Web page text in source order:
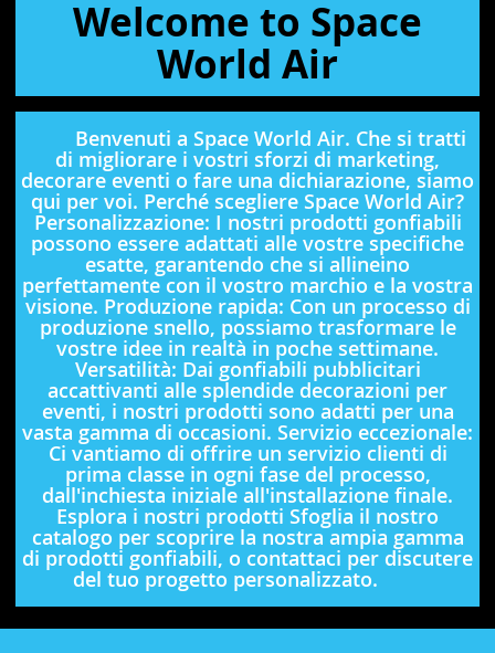
Welcome to Space
World Air
Benvenuti a Space World Air. Che si tratti
di migliorare i vostri sforzi di marketing,
decorare eventi o fare una dichiarazione, siamo
qui per voi. Perché scegliere Space World Air?
Personalizzazione: I nostri prodotti gonfiabili
possono essere adattati alle vostre specifiche
esatte, garantendo che si allineino
perfettamente con il vostro marchio e la vostra
visione. Produzione rapida: Con un processo di
produzione snello, possiamo trasformare le
vostre idee in realtà in poche settimane.
Versatilità: Dai gonfiabili pubblicitari
accattivanti alle splendide decorazioni per
eventi, i nostri prodotti sono adatti per una
vasta gamma di occasioni. Servizio eccezionale:
Ci vantiamo di offrire un servizio clienti di
prima classe in ogni fase del processo,
dall'inchiesta iniziale all'installazione finale.
Esplora i nostri prodotti Sfoglia il nostro
catalogo per scoprire la nostra ampia gamma
di prodotti gonfiabili, o contattaci per discutere
del tuo progetto personalizzato.